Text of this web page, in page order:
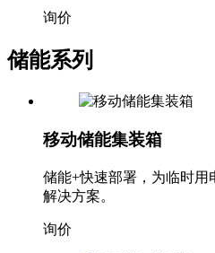
询价
储能系列
移动储能集装箱
储能+快速部署，为临时用
解决方案。
询价